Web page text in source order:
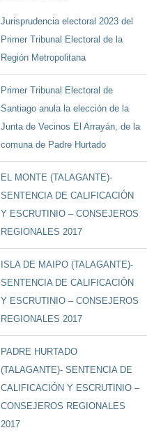
Jurisprudencia electoral 2023 del
Primer Tribunal Electoral de la
Región Metropolitana
Primer Tribunal Electoral de
Santiago anula la elección de la
Junta de Vecinos El Arrayán, de la
comuna de Padre Hurtado
EL MONTE (TALAGANTE)-
SENTENCIA DE CALIFICACIÓN
Y ESCRUTINIO – CONSEJEROS
REGIONALES 2017
ISLA DE MAIPO (TALAGANTE)-
SENTENCIA DE CALIFICACIÓN
Y ESCRUTINIO – CONSEJEROS
REGIONALES 2017
PADRE HURTADO
(TALAGANTE)- SENTENCIA DE
CALIFICACIÓN Y ESCRUTINIO –
CONSEJEROS REGIONALES
2017